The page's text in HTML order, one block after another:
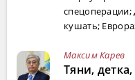
кушать;
Максим Карев
Тяни,